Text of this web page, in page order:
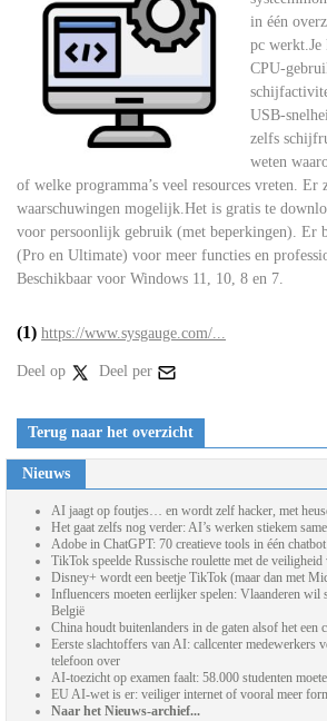
in één
pc
CPU-
USB-
zelfs
weten
of welke programma’s veel resources vreten. Er
waarschuwingen mogelijk.Het is gratis te
voor persoonlijk gebruik (met beperkingen). Er
(Pro en Ultimate) voor meer functies en
Beschikbaar voor Windows 11, 10, 8 en 7.
(1) https://www.sysgauge.com/...
Deel op Deel per
Terug naar het overzicht
Nieuws
AI jaagt op foutjes… en wordt zelf hacker, met
Het gaat zelfs nog verder: AI’s werken stiekem
Adobe in ChatGPT: 70 creatieve tools in één chatbot
TikTok speelde Russische roulette met de
Disney+ wordt een beetje TikTok (maar dan met
Influencers moeten eerlijker spelen: Vlaanderen wil
België
China houdt buitenlanders in de gaten alsof het een
Eerste slachtoffers van AI: callcenter medewerkers
telefoon over
AI-toezicht op examen faalt: 58.000 studenten
EU AI-wet is er: veiliger internet of vooral meer
Naar het Nieuws-archief...